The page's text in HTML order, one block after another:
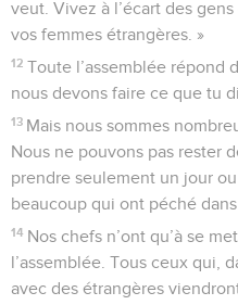
veut. Vivez à l’écart des
vos femmes étrangères. »
12 Toute l’assemblée répond
nous devons faire ce que tu
13 Mais nous sommes
Nous ne pouvons pas rester
prendre seulement un jour
beaucoup qui ont péché
14 Nos chefs n’ont qu’à se
l’assemblée. Tous ceux qui,
avec des étrangères